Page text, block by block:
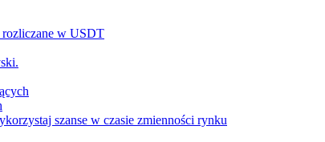
w USDT
szanse w czasie zmienności rynku